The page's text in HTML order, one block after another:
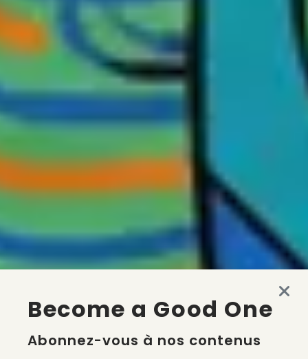
Become a Good One
Abonnez-vous à nos contenus